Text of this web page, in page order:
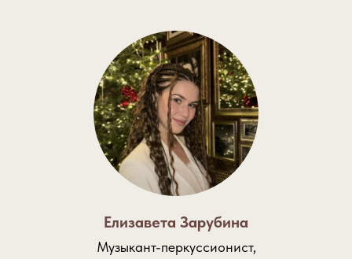
Елизавета Зарубина
Музыкант-перкуссионист,